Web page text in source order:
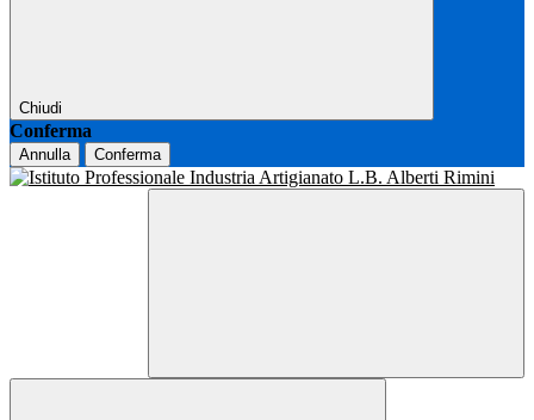
Chiudi
Conferma
Annulla Conferma